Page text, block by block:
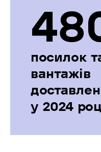
посилок
вантажів
у 2024